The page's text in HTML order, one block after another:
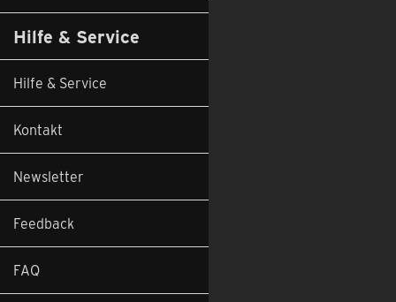
Hilfe & Service
Hilfe & Service
Kontakt
Newsletter
Feedback
FAQ